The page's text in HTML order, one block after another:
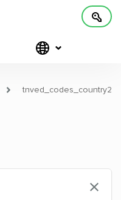
tnved_codes_country2